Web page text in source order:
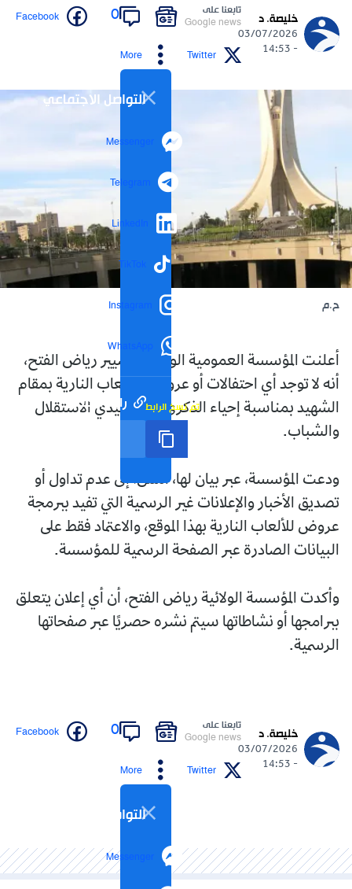
خليصة. د
03/07/2026
- 14:53
تابعنا على
Google news
0
Facebook
Twitter
More
التواصل الاجتماعي
Messenger
Telegram
LinkedIn
TikTok
Instagram
WhatsApp
رابط مختصر تم نسخ الرابط
ح.م
أعلنت المؤسسة العمومية الولائية لتسيير رياض الفتح،
أنه لا توجد أي احتفالات أو عروض بالألعاب النارية بمقام
الشهيد بمناسبة إحياء الذكرى لـ64 لعيدي الاستقلال
والشباب.
ودعت المؤسسة، عبر بيان لها، أمس، إلى عدم تداول أو
تصديق الأخبار والإعلانات غير الرسمية التي تفيد ببرمجة
عروض للألعاب النارية بهذا الموقع، والاعتماد فقط على
البيانات الصادرة عبر الصفحة الرسمية للمؤسسة.
وأكدت المؤسسة الولائية رياض الفتح، أن أي إعلان يتعلق
ببرامجها أو نشاطاتها سيتم نشره حصريًا عبر صفحاتها
الرسمية.
خليصة. د
03/07/2026
- 14:53
تابعنا على
Google news
0
Facebook
Twitter
More
التواصل الاجتماعي
Messenger